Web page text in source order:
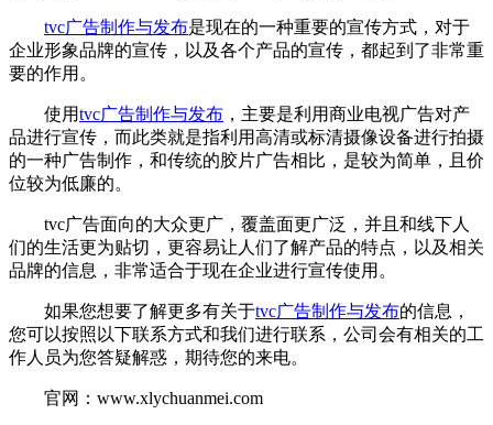
tvc广告制作与发布是现在的一种重要的宣传方式，对于
企业形象品牌的宣传，以及各个产品的宣传，都起到了非常重
要的作用。
使用tvc广告制作与发布 ，主要是利用商业电视广告对产
品进行宣传，而此类就是指利用高清或标清摄像设备进行拍摄
的一种广告制作，和传统的胶片广告相比，是较为简单，且价
位较为低廉的。
tvc广告面向的大众更广，覆盖面更广泛，并且和线下人
们的生活更为贴切，更容易让人们了解产品的特点，以及相关
品牌的信息，非常适合于现在企业进行宣传使用。
如果您想要了解更多有关于tvc广告制作与发布的信息，
您可以按照以下联系方式和我们进行联系，公司会有相关的工
作人员为您答疑解惑，期待您的来电。
官网：www.xlychuanmei.com